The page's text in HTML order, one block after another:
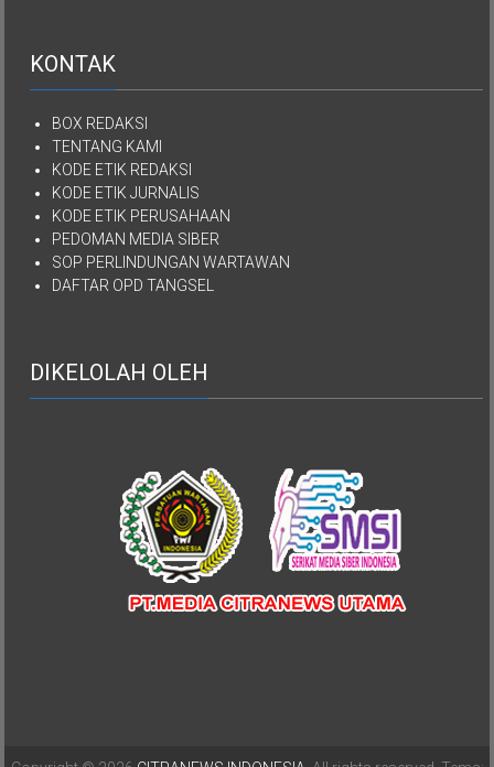
KONTAK
BOX REDAKSI
TENTANG KAMI
KODE ETIK REDAKSI
KODE ETIK JURNALIS
KODE ETIK PERUSAHAAN
PEDOMAN MEDIA SIBER
SOP PERLINDUNGAN WARTAWAN
DAFTAR OPD TANGSEL
DIKELOLAH OLEH